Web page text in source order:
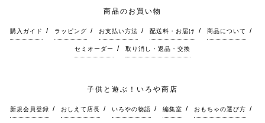
商品のお買い物
購入ガイド ラッピング お支払い方法 配送料・お届け 商品について
セミオーダー 取り消し・返品・交換
子供と遊ぶ！いろや商店
新規会員登録 おしえて店長 いろやの物語 編集室 おもちゃの選び方